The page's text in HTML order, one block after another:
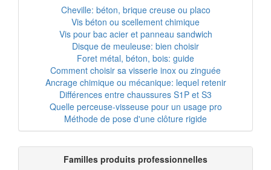
Cheville: béton, brique creuse ou placo
Vis béton ou scellement chimique
Vis pour bac acier et panneau sandwich
Disque de meuleuse: bien choisir
Foret métal, béton, bois: guide
Comment choisir sa visserie inox ou zinguée
Ancrage chimique ou mécanique: lequel retenir
Différences entre chaussures S1P et S3
Quelle perceuse-visseuse pour un usage pro
Méthode de pose d'une clôture rigide
Familles produits professionnelles